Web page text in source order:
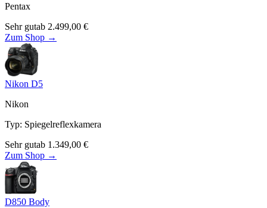
Pentax
Sehr gutab 2.499,00 €
Zum Shop →
Nikon D5
Nikon
Typ: Spiegelreflexkamera
Sehr gutab 1.349,00 €
Zum Shop →
D850 Body